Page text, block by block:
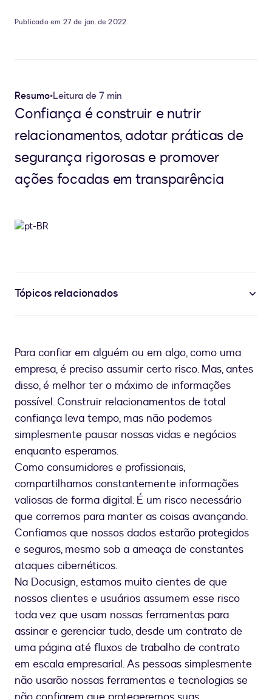
Publicado em 27 de jan. de 2022
Resumo•Leitura de 7 min
Confiança é construir e nutrir
relacionamentos, adotar práticas de
segurança rigorosas e promover
ações focadas em transparência
Tópicos relacionados
Para confiar em alguém ou em algo, como uma
empresa, é preciso assumir certo risco. Mas, antes
disso, é melhor ter o máximo de informações
possível. Construir relacionamentos de total
confiança leva tempo, mas não podemos
simplesmente pausar nossas vidas e negócios
enquanto esperamos.
Como consumidores e profissionais,
compartilhamos constantemente informações
valiosas de forma digital. É um risco necessário
que corremos para manter as coisas avançando.
Confiamos que nossos dados estarão protegidos
e seguros, mesmo sob a ameaça de constantes
ataques cibernéticos.
Na Docusign, estamos muito cientes de que
nossos clientes e usuários assumem esse risco
toda vez que usam nossas ferramentas para
assinar e gerenciar tudo, desde um contrato de
uma página até fluxos de trabalho de contrato
em escala empresarial. As pessoas simplesmente
não usarão nossas ferramentas e tecnologias se